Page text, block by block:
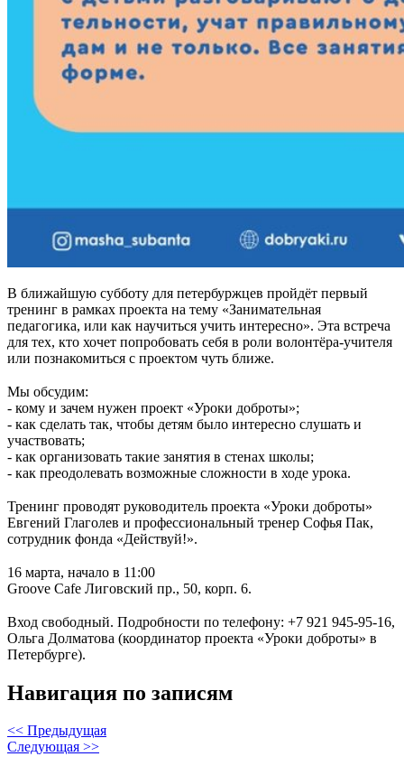
В ближайшую субботу для петербуржцев пройдёт первый
тренинг в рамках проекта на тему «Занимательная
педагогика, или как научиться учить интересно». Эта встреча
для тех, кто хочет попробовать себя в роли волонтёра-учителя
или познакомиться с проектом чуть ближе.
Мы обсудим:
- кому и зачем нужен проект «Уроки доброты»;
- как сделать так, чтобы детям было интересно слушать и
участвовать;
- как организовать такие занятия в стенах школы;
- как преодолевать возможные сложности в ходе урока.
Тренинг проводят руководитель проекта «Уроки доброты»
Евгений Глаголев и профессиональный тренер Софья Пак,
сотрудник фонда «Действуй!».
16 марта, начало в 11:00
Groove Cafe Лиговский пр., 50, корп. 6.
Вход свободный. Подробности по телефону: +7 921 945-95-16,
Ольга Долматова (координатор проекта «Уроки доброты» в
Петербурге).
Навигация по записям
<< Предыдущая
Следующая >>